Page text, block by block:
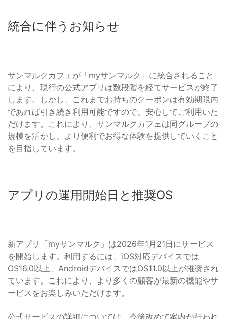
統合に伴うお知らせ
サンマルクカフェが「myサンマルク」に統合されること
により、現行の公式アプリは数段階を経てサービスが終了
します。しかし、これまでお持ちのクーポンは有効期限内
であれば引き続き利用可能ですので、安心してご利用いた
だけます。これにより、サンマルクカフェは同グループの
規模を活かし、より便利でお得な体験を提供していくこと
を目指しています。
アプリの運用開始日と推奨OS
新アプリ「myサンマルク」は2026年1月21日にサービス
を開始します。利用するには、iOS対応デバイスでは
OS16.0以上、AndroidデバイスではOS11.0以上が推奨され
ています。これにより、より多くの顧客が最新の機能やサ
ービスをお楽しみいただけます。